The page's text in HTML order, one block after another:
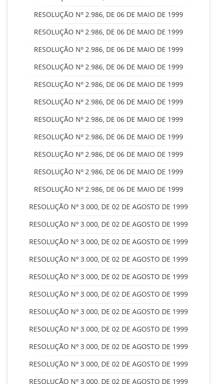
RESOLUÇÃO Nº 2.986, DE 06 DE MAIO DE 1999
RESOLUÇÃO Nº 2.986, DE 06 DE MAIO DE 1999
RESOLUÇÃO Nº 2.986, DE 06 DE MAIO DE 1999
RESOLUÇÃO Nº 2.986, DE 06 DE MAIO DE 1999
RESOLUÇÃO Nº 2.986, DE 06 DE MAIO DE 1999
RESOLUÇÃO Nº 2.986, DE 06 DE MAIO DE 1999
RESOLUÇÃO Nº 2.986, DE 06 DE MAIO DE 1999
RESOLUÇÃO Nº 2.986, DE 06 DE MAIO DE 1999
RESOLUÇÃO Nº 2.986, DE 06 DE MAIO DE 1999
RESOLUÇÃO Nº 2.986, DE 06 DE MAIO DE 1999
RESOLUÇÃO Nº 2.986, DE 06 DE MAIO DE 1999
RESOLUÇÃO Nº 3.000, DE 02 DE AGOSTO DE 1999
RESOLUÇÃO Nº 3.000, DE 02 DE AGOSTO DE 1999
RESOLUÇÃO Nº 3.000, DE 02 DE AGOSTO DE 1999
RESOLUÇÃO Nº 3.000, DE 02 DE AGOSTO DE 1999
RESOLUÇÃO Nº 3.000, DE 02 DE AGOSTO DE 1999
RESOLUÇÃO Nº 3.000, DE 02 DE AGOSTO DE 1999
RESOLUÇÃO Nº 3.000, DE 02 DE AGOSTO DE 1999
RESOLUÇÃO Nº 3.000, DE 02 DE AGOSTO DE 1999
RESOLUÇÃO Nº 3.000, DE 02 DE AGOSTO DE 1999
RESOLUÇÃO Nº 3.000, DE 02 DE AGOSTO DE 1999
RESOLUÇÃO Nº 3.000, DE 02 DE AGOSTO DE 1999